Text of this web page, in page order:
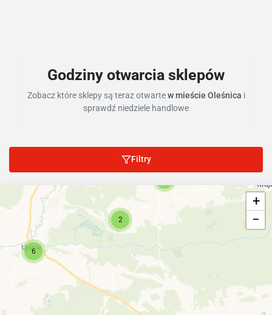
Godziny otwarcia sklepów
Zobacz które sklepy są teraz otwartew mieście Oleśnica i
sprawdź niedziele handlowe
Filtry
2
6
+
−